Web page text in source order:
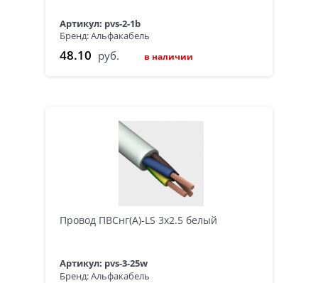
Артикул: pvs-2-1b
Бренд: Альфакабель
48.10 руб. в наличии
Провод ПВСнг(А)-LS 3х2.5 белый
Артикул: pvs-3-25w
Бренд: Альфакабель